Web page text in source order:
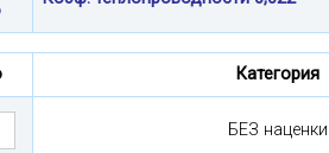
Категория
БЕЗ наценки